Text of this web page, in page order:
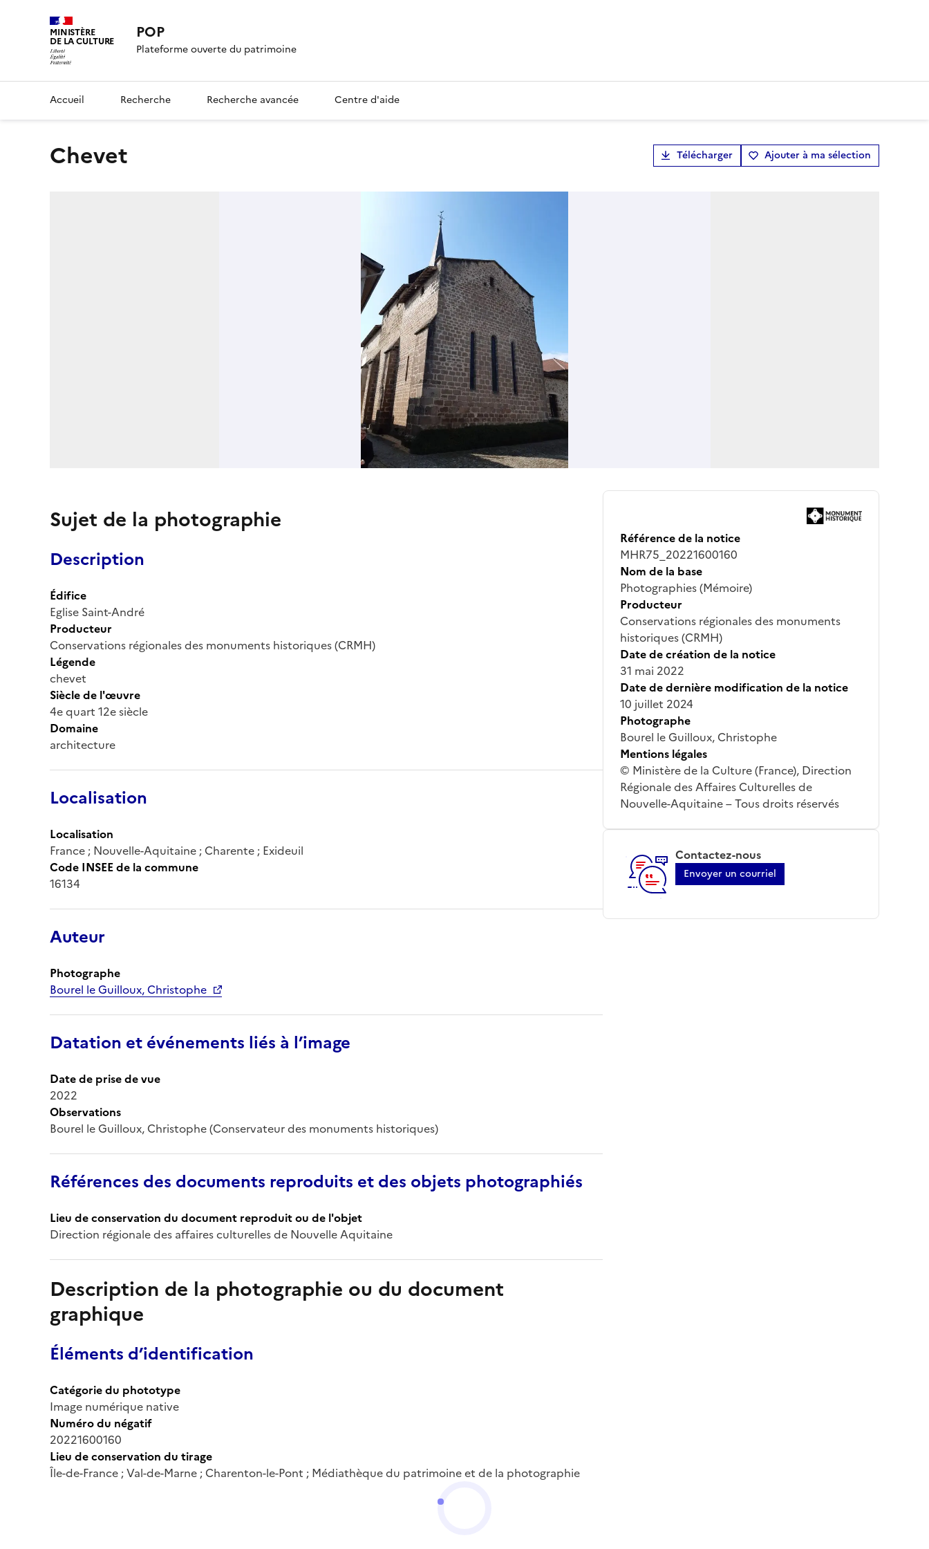
MINISTÈRE
DE LA CULTURE POP
Plateforme ouverte du patrimoine
Accueil Recherche Recherche avancée Centre d'aide
chevet Télécharger Ajouter à ma sélection
Sujet de la photographie
Description
Édifice
Eglise Saint-André
Producteur
Conservations régionales des monuments historiques (CRMH)
Légende
chevet
Siècle de l'œuvre
4e quart 12e siècle
Domaine
architecture
Localisation
Localisation
France ; Nouvelle-Aquitaine ; Charente ; Exideuil
Code INSEE de la commune
16134
Auteur
Photographe
Bourel le Guilloux, Christophe
Datation et événements liés à l’image
Date de prise de vue
2022
Observations
Bourel le Guilloux, Christophe (Conservateur des monuments historiques)
Références des documents reproduits et des objets photographiés
Lieu de conservation du document reproduit ou de l'objet
Direction régionale des affaires culturelles de Nouvelle Aquitaine
Description de la photographie ou du document
graphique
Éléments d’identification
Catégorie du phototype
Image numérique native
Numéro du négatif
20221600160
Lieu de conservation du tirage
Île-de-France ; Val-de-Marne ; Charenton-le-Pont ; Médiathèque du patrimoine et de la photographie
Référence de la notice
MHR75_20221600160
Nom de la base
Photographies (Mémoire)
Producteur
Conservations régionales des monuments
historiques (CRMH)
Date de création de la notice
31 mai 2022
Date de dernière modification de la notice
10 juillet 2024
Photographe
Bourel le Guilloux, Christophe
Mentions légales
© Ministère de la Culture (France), Direction
Régionale des Affaires Culturelles de
Nouvelle-Aquitaine – Tous droits réservés
Contactez-nous
Envoyer un courriel